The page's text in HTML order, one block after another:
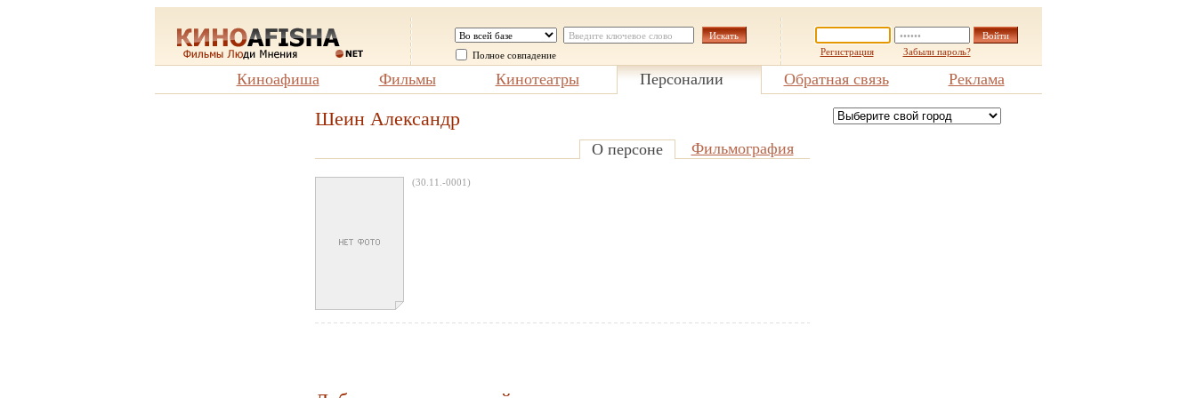
Полное совпадение Регистрация Забыли пароль?
Киноафиша Фильмы Кинотеатры Персоналии Обратная связь Реклама
Шеин Александр
О персоне Фильмография
(30.11.-0001)